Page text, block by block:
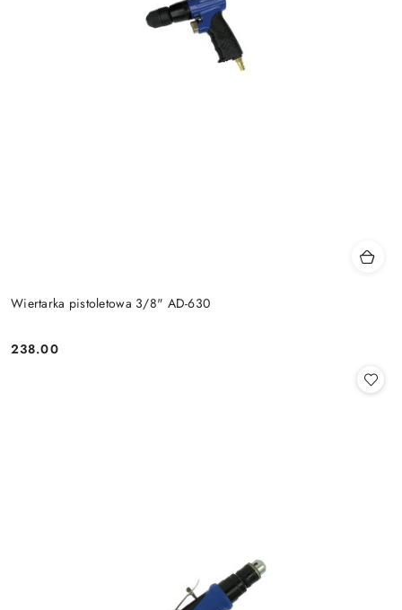
Wiertarka pistoletowa 3/8" AD-630
Cena:
238.00